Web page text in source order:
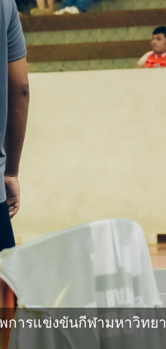
ารแข่งขันกีฬามหาวิทย